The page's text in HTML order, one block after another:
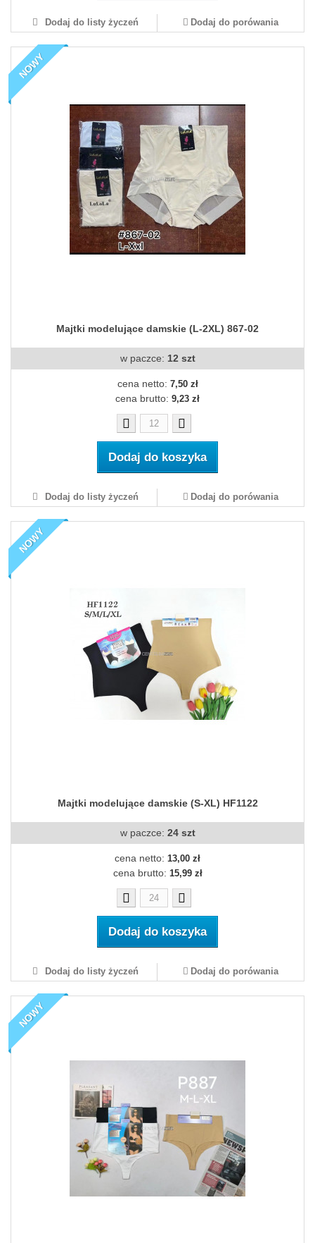
Dodaj do listy życzeń Dodaj do porówania
NOWY
Majtki modelujące damskie (L-2XL) 867-02
w paczce: 12 szt
cena netto: 7,50 zł
cena brutto: 9,23 zł
Dodaj do koszyka
Dodaj do listy życzeń Dodaj do porówania
NOWY
Majtki modelujące damskie (S-XL) HF1122
w paczce: 24 szt
cena netto: 13,00 zł
cena brutto: 15,99 zł
Dodaj do koszyka
Dodaj do listy życzeń Dodaj do porówania
NOWY